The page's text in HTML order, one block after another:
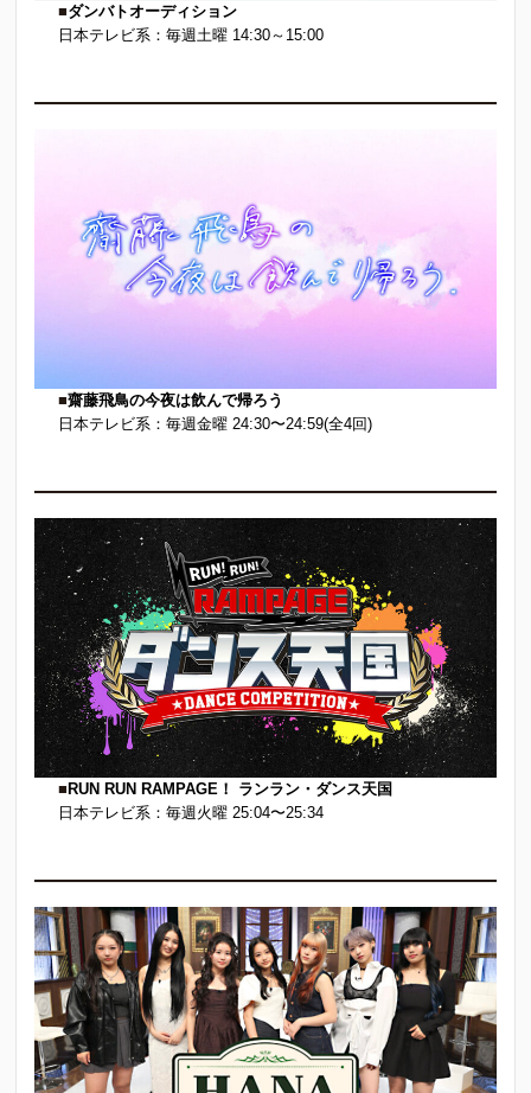
■ダンバトオーディション
日本テレビ系：毎週土曜 14:30～15:00
■齋藤飛鳥の今夜は飲んで帰ろう
日本テレビ系：毎週金曜 24:30〜24:59(全4回)
■ RUN RUN RAMPAGE！ ランラン・ダンス天国
日本テレビ系：毎週火曜 25:04〜25:34